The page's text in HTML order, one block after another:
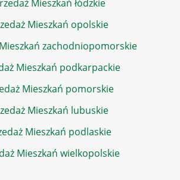
Mieszkań łódzkie
Mieszkań opolskie
zachodniopomorskie
Mieszkań podkarpackie
Mieszkań pomorskie
Mieszkań lubuskie
Mieszkań podlaskie
Mieszkań wielkopolskie